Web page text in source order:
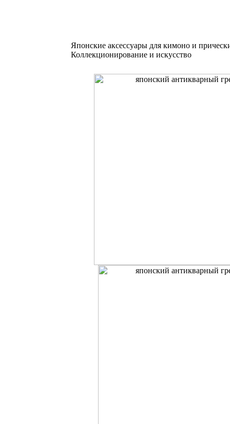
Японские аксессуары для кимоно и
Коллекционирование и искусство